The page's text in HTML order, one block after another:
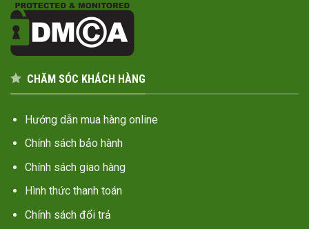
CHĂM SÓC KHÁCH HÀNG
Hướng dẫn mua hàng online
Chính sách bảo hành
Chính sách giao hàng
Hình thức thanh toán
Chính sách đổi trả